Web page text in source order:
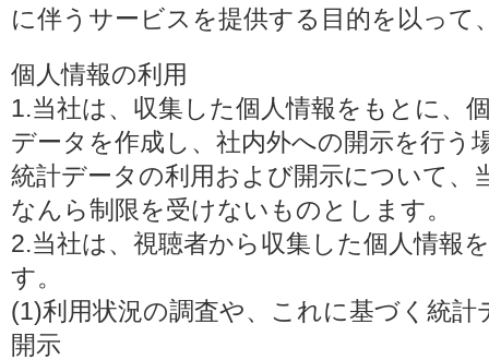
に伴うサービスを提供する目的を以って
個人情報の利用
1.当社は、収集した個人情報をもとに、
データを作成し、社内外への開示を行う
統計データの利用および開示について、
なんら制限を受けないものとします。
2.当社は、視聴者から収集した個人情報
す。
(1)利用状況の調査や、これに基づく統
開示